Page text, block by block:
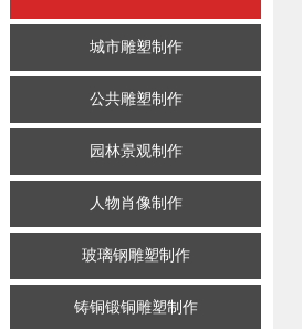
城市雕塑制作
公共雕塑制作
园林景观制作
人物肖像制作
玻璃钢雕塑制作
铸铜锻铜雕塑制作